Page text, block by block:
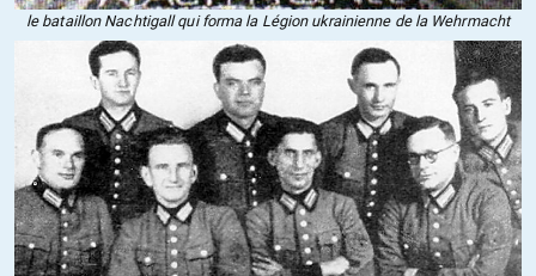
le bataillon Nachtigall qui forma la Légion ukrainienne de la Wehrmacht